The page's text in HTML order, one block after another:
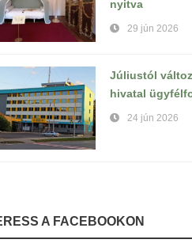
nyitva
29 jún 2026
Júliustól
hivatal
24 jún 2026
A FACEBOOKON